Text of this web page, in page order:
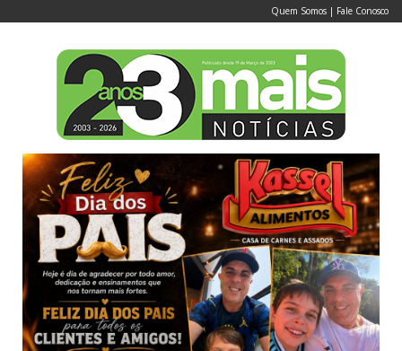
Quem Somos | Fale Conosco